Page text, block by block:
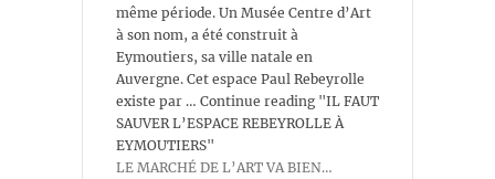
même période. Un Musée Centre d’Art
à son nom, a été construit à
Eymoutiers, sa ville natale en
Auvergne. Cet espace Paul Rebeyrolle
existe par … Continue reading "IL FAUT
SAUVER L’ESPACE REBEYROLLE À
EYMOUTIERS"
LE MARCHÉ DE L’ART VA BIEN…